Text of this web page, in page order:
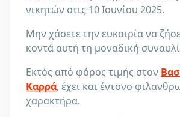
νικητών στις 10 Ιουνίου 2025.
Μην χάσετε την ευκαιρία να
κοντά αυτή τη μοναδική
Εκτός από φόρος τιμής στον
Καρρά, έχει και έντονο
χαρακτήρα.